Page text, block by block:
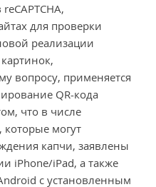
для проверки
реализации
вопросу, применяется
QR-кода
что в числе
могут
капчи, заявлены
iPhone/iPad, а также
c установленным